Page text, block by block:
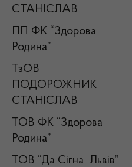
СТАНІСЛАВ
ПП ФК “Здорова
Родина”
ТзОВ
ПОДОРОЖНИК
СТАНІСЛАВ
ТОВ ФК “Здорова
Родина”
ТОВ “Да Сігна Львів”